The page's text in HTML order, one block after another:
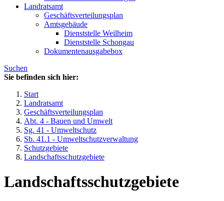
Landratsamt
Geschäftsverteilungsplan
Amtsgebäude
Dienststelle Weilheim
Dienststelle Schongau
Dokumentenausgabebox
Suchen
Sie befinden sich hier:
Start
Landratsamt
Geschäftsverteilungsplan
Abt. 4 - Bauen und Umwelt
Sg. 41 - Umweltschutz
Sb. 41.1 - Umweltschutzverwaltung
Schutzgebiete
Landschaftsschutzgebiete
Landschaftsschutzgebiete